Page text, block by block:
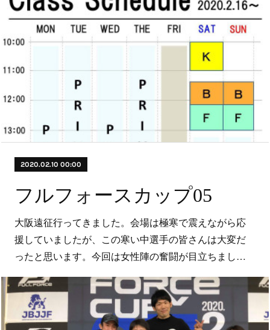
2020.02.10 00:00
フルフォースカップ05
大阪遠征行ってきました。会場は極寒で震えながら応
援していましたが、この寒い中選手の皆さんは大変だ
ったと思います。今回は女性陣の奮闘が目立ちまし…